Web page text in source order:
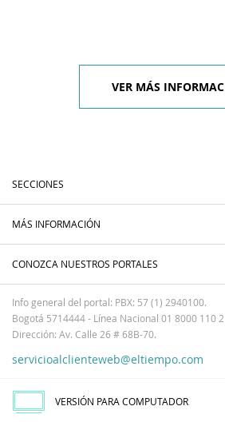
VER MÁS
SECCIONES
MÁS INFORMACIÓN
CONOZCA NUESTROS PORTALES
Info general del portal: PBX: 57 (1) 2940100.
Bogotá 5714444 - Línea Nacional 01 8000 110
Dirección: Av. Calle 26 # 68B-70.
servicioalclienteweb@eltiempo.com
VERSIÓN PARA COMPUTADOR